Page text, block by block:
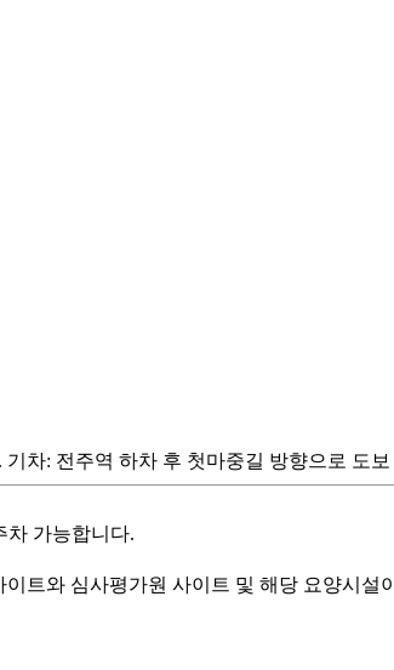
차: 전주역 하차 후 첫마중길 방향으로 도보
차 가능합니다.
트와 심사평가원 사이트 및 해당 요양시